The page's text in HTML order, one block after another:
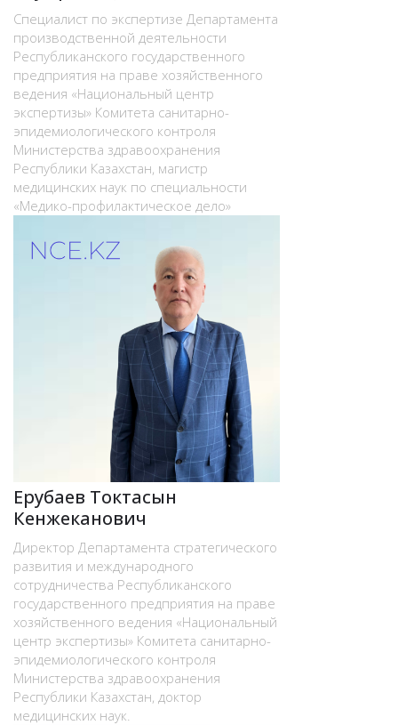
Специалист по экспертизе Департамента
производственной деятельности
Республиканского государственного
предприятия на праве хозяйственного
ведения «Национальный центр
экспертизы» Комитета санитарно-
эпидемиологического контроля
Министерства здравоохранения
Республики Казахстан, магистр
медицинских наук по специальности
«Медико-профилактическое дело»
Ерубаев Токтасын
Кенжеканович
Директор Департамента стратегического
развития и международного
сотрудничества Республиканского
государственного предприятия на праве
хозяйственного ведения «Национальный
центр экспертизы» Комитета санитарно-
эпидемиологического контроля
Министерства здравоохранения
Республики Казахстан, доктор
медицинских наук.